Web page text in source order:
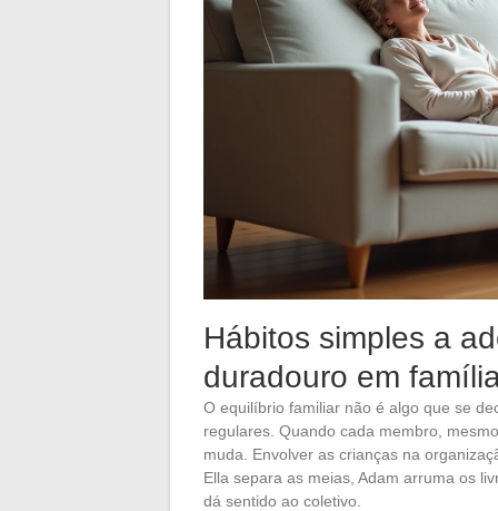
Hábitos simples a
duradouro em
O equilíbrio familiar não é algo que se
regulares. Quando cada membro,
muda. Envolver as crianças na
Ella separa as meias, Adam arruma os
dá sentido ao coletivo.